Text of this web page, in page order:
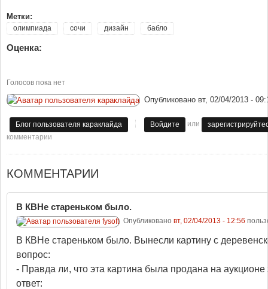
Метки:
олимпиада сочи дизайн бабло
Оценка:
Голосов пока нет
Опубликовано вт, 02/04/2013 -
Блог пользователя караклайда Войдите или
комментарии
КОММЕНТАРИИ
В КВНе стареньком было.
Опубликовано вт, 02/04/2013 - 12:56
В КВНе стареньком было. Вынесли картину с
вопрос:
- Правда ли, что эта картина была продана на
ответ: